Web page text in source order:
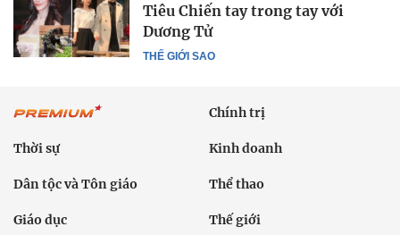
THẾ GIỚI SAO
Tiêu Chiến tay trong tay với
Dương Tử
Chính trị
Thời sự Kinh doanh
Dân tộc và Tôn giáo Thể thao
Giáo dục Thế giới